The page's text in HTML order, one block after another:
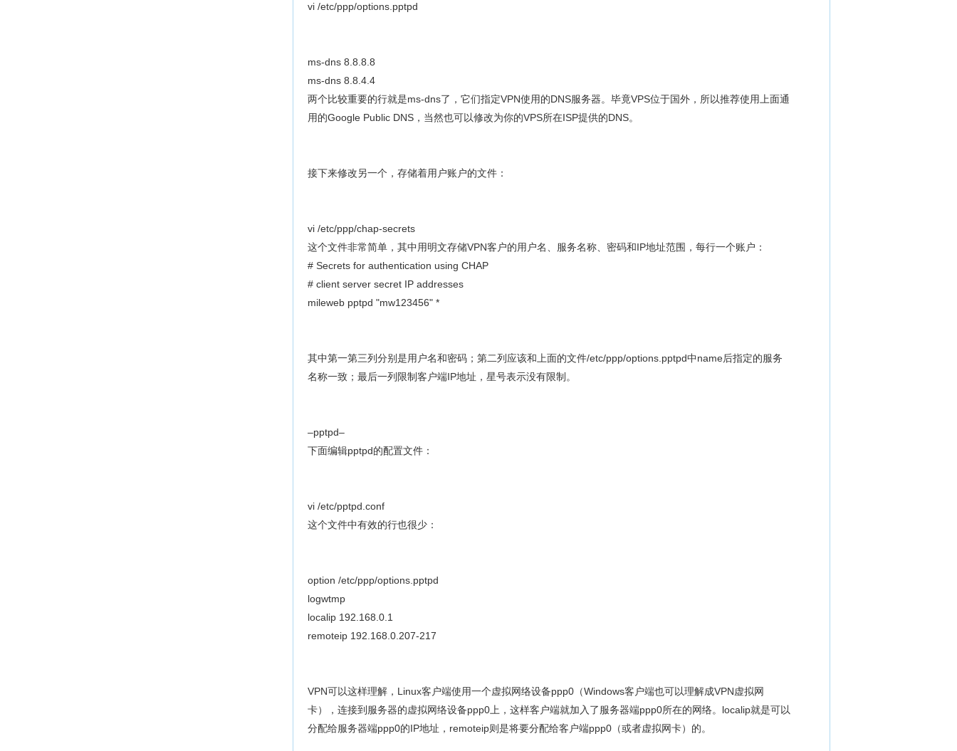
vi /etc/ppp/options.pptpd
ms-dns 8.8.8.8
ms-dns 8.8.4.4
两个比较重要的行就是ms-dns了，它们指定VPN使用的DNS服务器。毕竟VPS位于国外，所以推荐使用上面通
用的Google Public DNS，当然也可以修改为你的VPS所在ISP提供的DNS。
接下来修改另一个，存储着用户账户的文件：
vi /etc/ppp/chap-secrets
这个文件非常简单，其中用明文存储VPN客户的用户名、服务名称、密码和IP地址范围，每行一个账户：
# Secrets for authentication using CHAP
# client server secret IP addresses
mileweb pptpd "mw123456" *
其中第一第三列分别是用户名和密码；第二列应该和上面的文件/etc/ppp/options.pptpd中name后指定的服务
名称一致；最后一列限制客户端IP地址，星号表示没有限制。
–pptpd–
下面编辑pptpd的配置文件：
vi /etc/pptpd.conf
这个文件中有效的行也很少：
option /etc/ppp/options.pptpd
logwtmp
localip 192.168.0.1
remoteip 192.168.0.207-217
VPN可以这样理解，Linux客户端使用一个虚拟网络设备ppp0（Windows客户端也可以理解成VPN虚拟网
卡），连接到服务器的虚拟网络设备ppp0上，这样客户端就加入了服务器端ppp0所在的网络。localip就是可以
分配给服务器端ppp0的IP地址，remoteip则是将要分配给客户端ppp0（或者虚拟网卡）的。